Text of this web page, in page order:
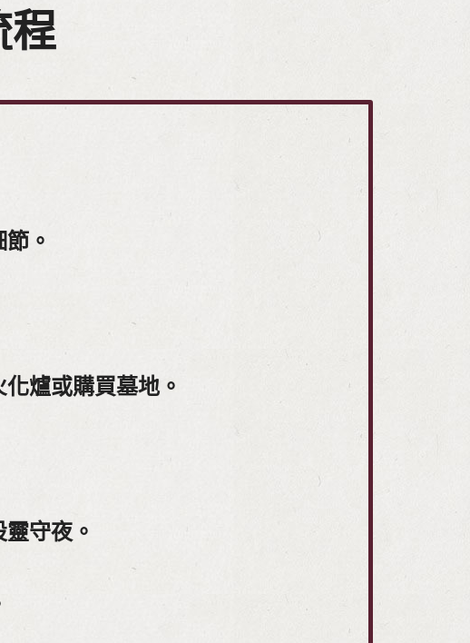
程
。
爐或購買墓地。
守夜。